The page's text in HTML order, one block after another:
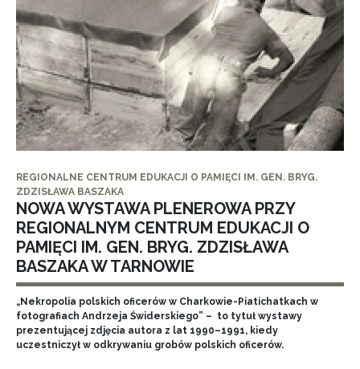
REGIONALNE CENTRUM EDUKACJI O PAMIĘCI IM. GEN. BRYG.
ZDZISŁAWA BASZAKA
NOWA WYSTAWA PLENEROWA PRZY
REGIONALNYM CENTRUM EDUKACJI O
PAMIĘCI IM. GEN. BRYG. ZDZISŁAWA
BASZAKA W TARNOWIE
„Nekropolia polskich oficerów w Charkowie-Piatichatkach w
fotografiach Andrzeja Świderskiego” – to tytuł wystawy
prezentującej zdjęcia autora z lat 1990–1991, kiedy
uczestniczył w odkrywaniu grobów polskich oficerów.